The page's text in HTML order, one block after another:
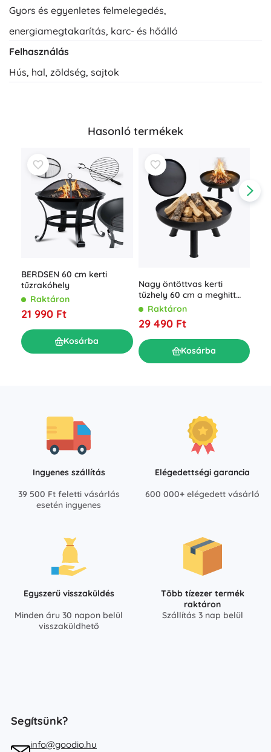
Gyors és egyenletes felmelegedés,
energiamegtakarítás, karc- és hőálló
Felhasználás
Hús, hal, zöldség, sajtok
Hasonló termékek
BERDSEN 60 cm kerti
tűzrakóhely
Raktáron
21 990 Ft
Kosárba
Nagy öntöttvas kerti
tűzhely 60 cm a meghitt
tábortüzekhez
Raktáron
29 490 Ft
Kosárba
Ingyenes szállítás
39 500 Ft feletti vásárlás
esetén ingyenes
Elégedettségi garancia
600 000+ elégedett vásárló
Egyszerű visszaküldés
Minden áru 30 napon belül
visszaküldhető
Több tízezer termék
raktáron
Szállítás 3 nap belül
Segítsünk?
info@goodio.hu